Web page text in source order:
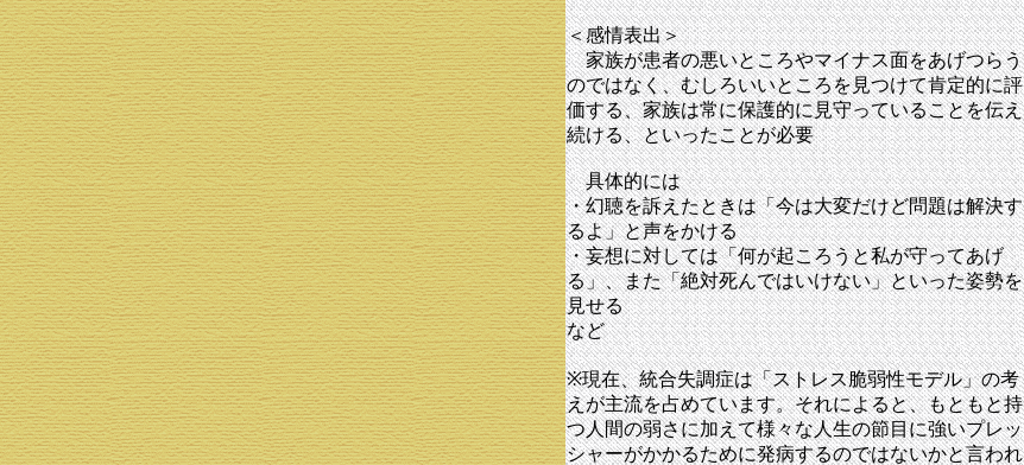
＜感情表出＞
家族が患者の悪いところやマイナス面をあげつらう
のではなく、むしろいいところを見つけて肯定的に評
価する、家族は常に保護的に見守っていることを伝え
続ける、といったことが必要
具体的には
・幻聴を訴えたときは「今は大変だけど問題は解決す
るよ」と声をかける
・妄想に対しては「何が起ころうと私が守ってあげ
る」、また「絶対死んではいけない」といった姿勢を
見せる
など
※現在、統合失調症は「ストレス脆弱性モデル」の考
えが主流を占めています。それによると、もともと持
つ人間の弱さに加えて様々な人生の節目に強いプレッ
シャーがかかるために発病するのではないかと言われ